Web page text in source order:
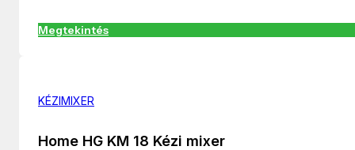
Megtekintés
KÉZIMIXER
Home HG KM 18 Kézi mixer